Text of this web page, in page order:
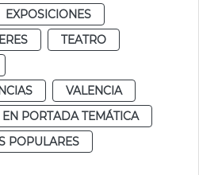
EXPOSICIONES
TEATRO
VALENCIA
EN PORTADA TEMÁTICA
POPULARES